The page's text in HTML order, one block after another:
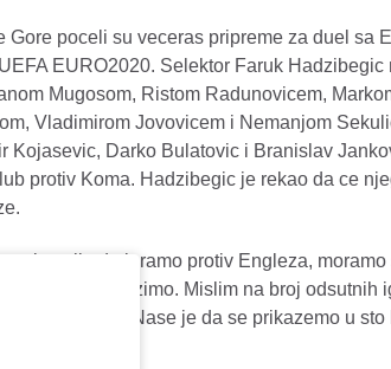
Gore poceli su veceras pripreme za duel sa
EURO2020. Selektor Faruk
Mugosom, Ristom Radunovicem,
Vladimirom Jovovicem i Nemanjom
Kojasevic, Darko Bulatovic i Branislav
protiv Koma. Hadzibegic je rekao da ce
u situaciju da igramo protiv Engleza,
kojima se nalazimo. Mislim na broj odsutnih
sto je, tu je. Nase je da se prikazemo u